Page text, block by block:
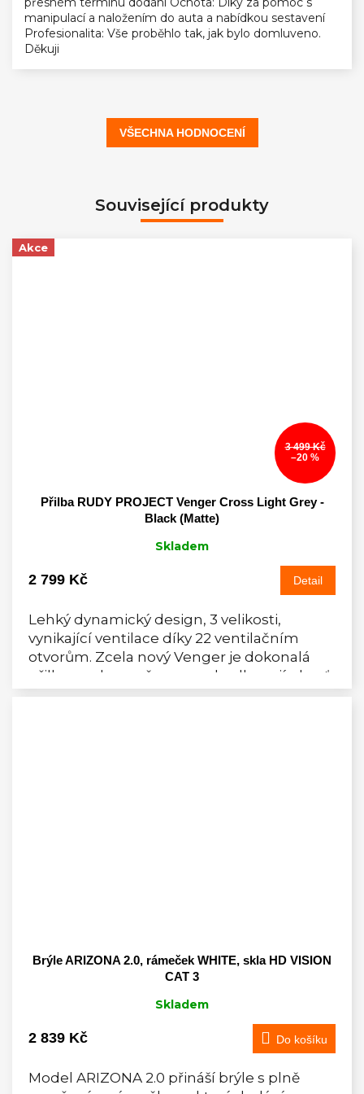
manipulací a naložením do auta a nabídkou sestavení
Profesionalita: Vše proběhlo tak, jak bylo domluveno.
Děkuji
VŠECHNA HODNOCENÍ
Související produkty
Akce
3 499 Kč
–20 %
Přilba RUDY PROJECT Venger Cross Light Grey -
Black (Matte)
Skladem
2 799 Kč Detail
Lehký dynamický design, 3 velikosti,
vynikající ventilace díky 22 ventilačním
otvorům. Zcela nový Venger je dokonalá
přilba pro bezpečnou a pohodlnou jízdu ať
už na silnici nebo...
Brýle ARIZONA 2.0, rámeček WHITE, skla HD VISION
CAT 3
Skladem
2 839 Kč Do košíku
Model ARIZONA 2.0 přináší brýle s plně